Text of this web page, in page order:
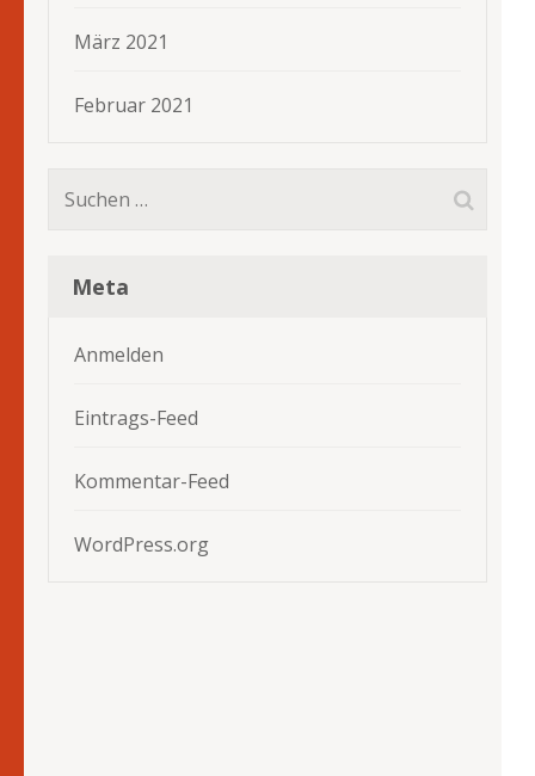
März 2021
Februar 2021
Suchen
Meta
Anmelden
Eintrags-Feed
Kommentar-Feed
WordPress.org